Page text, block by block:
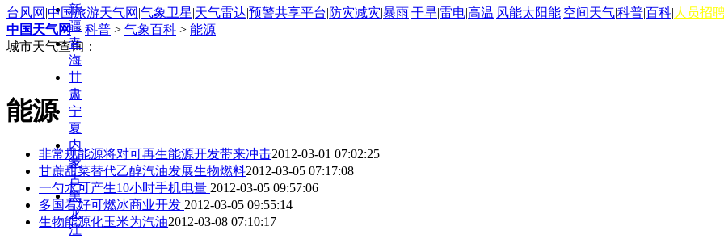
新
疆
青
海
甘
肃
宁
夏
内
蒙
古
黑
龙
江
台风网 |中国旅游天气网 |气象卫星|天气雷达|预警共享平台|防灾减灾|暴雨|干旱|雷电|高温|风能太阳能|空间天气|科普|百科| 人员招
中国天气网> 科普 > 气象百科 > 能源
城市天气查询：
能源
非常规能源将对可再生能源开发带来冲击2012-03-01 07:02:25
甘蔗甜菜替代乙醇汽油发展生物燃料2012-03-05 07:17:08
一勺水可产生10小时手机电量 2012-03-05 09:57:06
多国看好可燃冰商业开发 2012-03-05 09:55:14
生物能源化玉米为汽油2012-03-08 07:10:17